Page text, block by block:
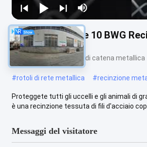
OHSAS 10 Gauge 10 BWG
Recinzione a maglie di catena metallica
#rotoli di rete metallica #recinzione
Proteggete tutti gli uccelli e gli animali di
è una recinzione tessuta di fili d'acciaio
Messaggi del visitatore